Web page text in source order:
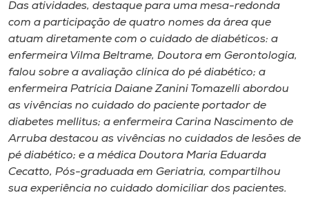
Selecione
o idioma
A+
A-
Das atividades, destaque para uma mesa-redonda
com a participação de quatro nomes da área que
atuam diretamente com o cuidado de diabéticos: a
enfermeira Vilma Beltrame, Doutora em Gerontologia,
falou sobre a avaliação clínica do pé diabético; a
enfermeira Patrícia Daiane Zanini Tomazelli abordou
as vivências no cuidado do paciente portador de
diabetes mellitus; a enfermeira Carina Nascimento de
Arruba destacou as vivências no cuidados de lesões de
pé diabético; e a médica Doutora Maria Eduarda
Cecatto, Pós-graduada em Geriatria, compartilhou
sua experiência no cuidado domiciliar dos pacientes.